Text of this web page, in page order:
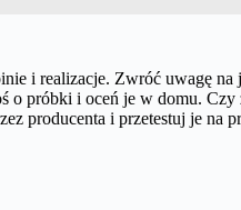
i realizacje. Zwróć uwagę na
o próbki i oceń je w domu.
producenta i przetestuj je na